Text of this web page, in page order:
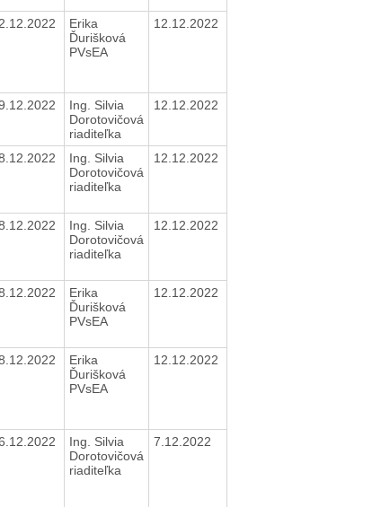
Erika
Ďurišková
PVsEA
12.12.2022
Ing. Silvia
Dorotovičová
riaditeľka
12.12.2022
Ing. Silvia
Dorotovičová
riaditeľka
12.12.2022
Ing. Silvia
Dorotovičová
riaditeľka
12.12.2022
Erika
Ďurišková
PVsEA
12.12.2022
Erika
Ďurišková
PVsEA
12.12.2022
Ing. Silvia
Dorotovičová
riaditeľka
7.12.2022